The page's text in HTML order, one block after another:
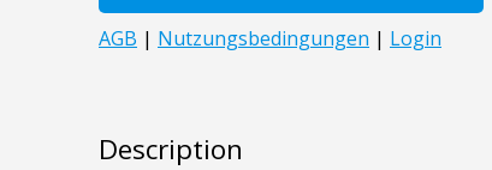
Description